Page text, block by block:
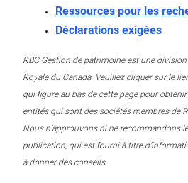
Ressources pour les
Déclarations exigées
RBC Gestion de patrimoine est une
Royale du Canada. Veuillez cliquer sur le
qui figure au bas de cette page pour
entités qui sont des sociétés membres de
Nous n’approuvons ni ne recommandons
publication, qui est fourni à titre
à donner des conseils.